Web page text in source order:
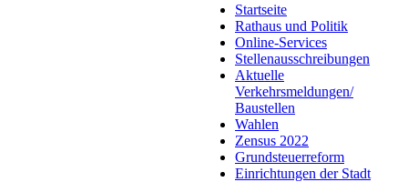
Startseite
Rathaus und Politik
Online-Services
Stellenausschreibungen
Aktuelle
Verkehrsmeldungen/
Baustellen
Wahlen
Zensus 2022
Grundsteuerreform
Einrichtungen der Stadt